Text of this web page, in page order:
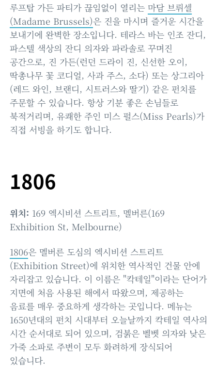
루프탑 가든 파티가 끊임없이 열리는 마담 브뤼셀
(Madame Brussels)은 진을 마시며 즐거운 시간을
보내기에 완벽한 장소입니다. 테라스 바는 인조 잔디,
파스텔 색상의 잔디 의자와 파라솔로 꾸며진
공간으로, 진 가든(런던 드라이 진, 신선한 오이,
딱총나무 꽃 코디얼, 사과 주스, 소다) 또는 상그리아
(레드 와인, 브랜디, 시트러스와 딸기) 같은 펀치를
주문할 수 있습니다. 항상 기분 좋은 손님들로
북적거리며, 유쾌한 주인 미스 펄스(Miss Pearls)가
직접 서빙을 하기도 합니다.
1806
위치: 169 엑시비션 스트리트, 멜버른(169
Exhibition St, Melbourne)
1806은 멜버른 도심의 엑시비션 스트리트
(Exhibition Street)에 위치한 역사적인 건물 안에
자리잡고 있습니다. 이 이름은 "칵테일"이라는 단어가
지면에 처음 사용된 해에서 따왔으며, 제공하는
음료를 매우 중요하게 생각하는 곳입니다. 메뉴는
1650년대의 펀치 시대부터 오늘날까지 칵테일 역사의
시간 순서대로 되어 있으며, 검붉은 벨벳 의자와 낮은
가죽 소파로 주변이 모두 화려하게 장식되어
있습니다.